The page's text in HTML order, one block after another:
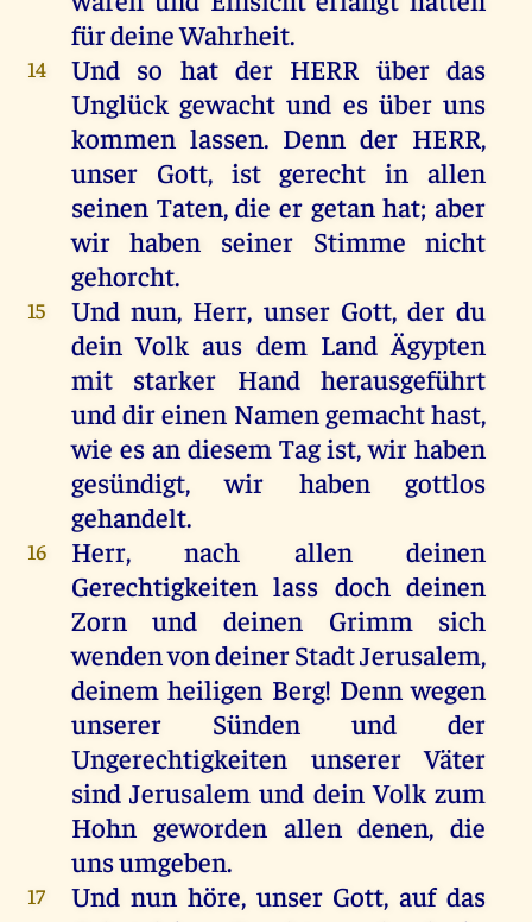
fürdeineWahrheit.
14 Und so hat der HERR über das
Unglückgewachtund es über uns
kommen lassen. Denn der HERR,
unser Gott, ist gerecht in allen
seinen Taten,die er getan hat;aber
wir haben seiner Stimme nicht
gehorcht.
15 Und nun, Herr, unser Gott, der du
dein Volk aus dem Land Ägypten
mit
starker Hand
herausgeführt
unddireinen Namengemachthast,
wie es an diesem Tag ist,wir haben
gesündigt,wir haben
gottlos
gehandelt.
16 Herr,nach allen
deinen
Gerechtigkeiten lass doch deinen
Zorn
und deinen Grimm
sich
wendenvondeinerStadtJerusalem,
deinem heiligen Berg! Denn wegen
unserer
Sünden und
der
Ungerechtigkeiten unserer
Väter
sind Jerusalem und dein Volk zum
Hohn geworden allen denen,die
unsumgeben.
17 Und nun höre, unser Gott,auf das